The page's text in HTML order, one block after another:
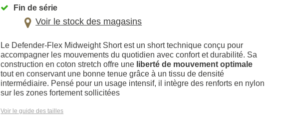
Fin de série
Voir le stock des magasins
Le Defender-Flex Midweight Short est un short technique conçu pour
accompagner les mouvements du quotidien avec confort et durabilité. Sa
construction en coton stretch offre une liberté de mouvement optimale
tout en conservant une bonne tenue grâce à un tissu de densité
intermédiaire. Pensé pour un usage intensif, il intègre des renforts en nylon
sur les zones fortement sollicitées
Voir le guide des tailles